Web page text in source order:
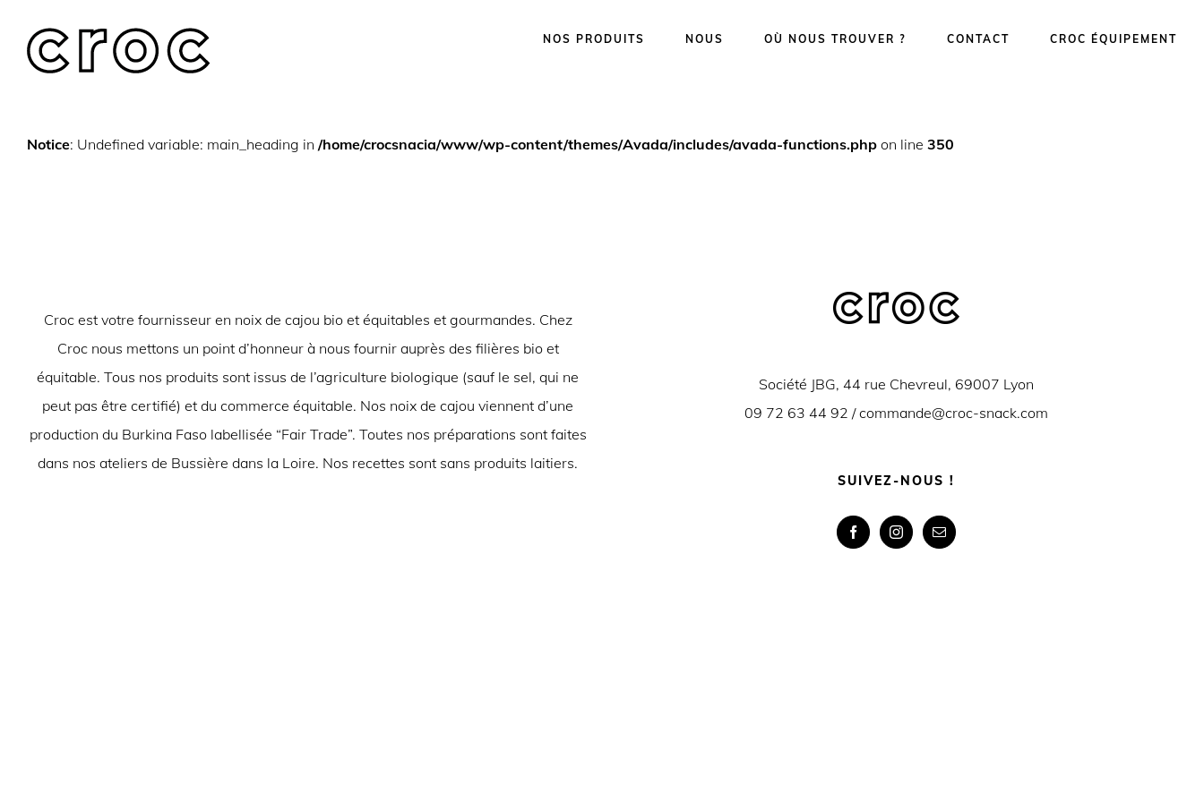
content
NOS PRODUITS NOUS OÙ NOUS TROUVER ? CONTACT CROC ÉQUIPEMENT
Notice: Undefined variable: main_heading in /home/crocsnacia/www/wp-content/themes/Avada/includes/avada-functions.php on line 350
Croc est votre fournisseur en noix de cajou bio et équitables et gourmandes. Chez
Croc nous mettons un point d’honneur à nous fournir auprès des filières bio et
équitable. Tous nos produits sont issus de l’agriculture biologique (sauf le sel, qui ne
peut pas être certifié) et du commerce équitable. Nos noix de cajou viennent d’une
production du Burkina Faso labellisée “Fair Trade”. Toutes nos préparations sont faites
dans nos ateliers de Bussière dans la Loire. Nos recettes sont sans produits laitiers.
Société JBG, 44 rue Chevreul, 69007 Lyon
09 72 63 44 92 /commande@croc-snack.com
SUIVEZ-NOUS !